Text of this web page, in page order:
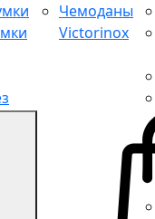
Чемоданы
Victorinox